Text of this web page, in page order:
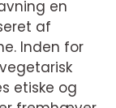
en
af
Inden for
etiske og